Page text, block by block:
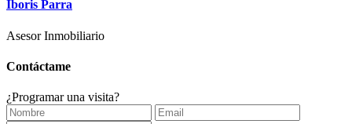
Iboris Parra
Asesor Inmobiliario
Contáctame
¿Programar una visita?